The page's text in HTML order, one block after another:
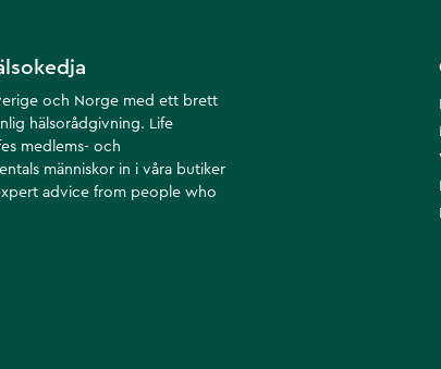
och Norge med ett brett
hälsorådgivning. Life
medlems- och
människor in i våra butiker
advice from people who